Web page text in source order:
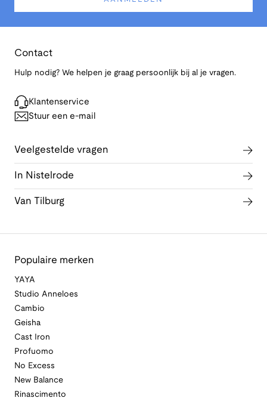
Contact
Hulp nodig? We helpen je graag persoonlijk bij al je vragen.
Klantenservice
Stuur een e-mail
Veelgestelde vragen
In Nistelrode
Van Tilburg
Populaire merken
YAYA
Studio Anneloes
Cambio
Geisha
Cast Iron
Profuomo
No Excess
New Balance
Rinascimento